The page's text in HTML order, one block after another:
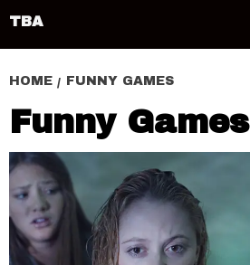
TBA
HOME FUNNY GAMES
Funny Games